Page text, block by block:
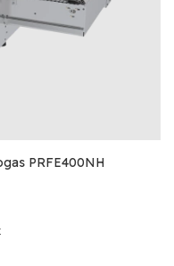
PRFE400NH